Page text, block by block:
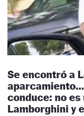
Se encontró a
conduce: no
Lamborghini y